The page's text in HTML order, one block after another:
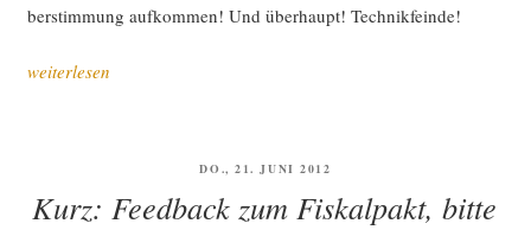
ber­stim­mung auf­kom­men! Und über­haupt! Technikfeinde!
„Darf
struk­
weiterlesen
VERÖFFENTLICHT
DO., 21. JUNI 2012
Kurz: Feedback zum Fiskalpakt, bitte